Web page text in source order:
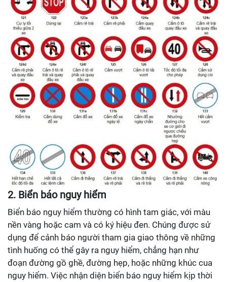
2. Biển báo nguy hiểm
Biển báo nguy hiểm thường có hình tam giác, với màu
nền vàng hoặc cam và có ký hiệu đen. Chúng được sử
dụng để cảnh báo người tham gia giao thông về những
tình huống có thể gây ra nguy hiểm, chẳng hạn như
đoạn đường gồ ghề, đường hẹp, hoặc những khúc cua
nguy hiểm. Việc nhận diện biển báo nguy hiểm kịp thời